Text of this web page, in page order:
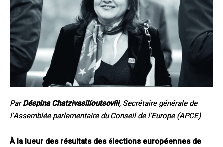
ParDéspina Chatzivasilíoutsovíli, Secrétaire générale de
l’Assemblée parlementaire du Conseil de l’Europe (APCE)
À la lueur des résultats des élections européennes de